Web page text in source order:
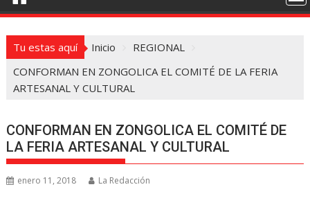
Tu estas aquí Inicio
REGIONAL
CONFORMAN EN ZONGOLICA EL COMITÉ DE LA FERIA
ARTESANAL Y CULTURAL
CONFORMAN EN ZONGOLICA EL COMITÉ DE
LA FERIA ARTESANAL Y CULTURAL
enero 11, 2018 La Redacción